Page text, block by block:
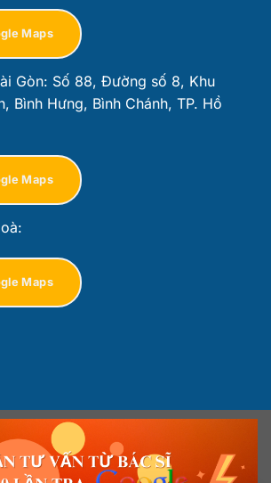
Maps
Gòn: Số 88, Đường số 8, Khu
Bình Hưng, Bình Chánh, TP. Hồ
Maps
Maps